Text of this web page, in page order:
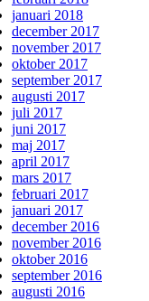
januari 2018
december 2017
november 2017
oktober 2017
september 2017
augusti 2017
juli 2017
juni 2017
maj 2017
april 2017
mars 2017
februari 2017
januari 2017
december 2016
november 2016
oktober 2016
september 2016
augusti 2016